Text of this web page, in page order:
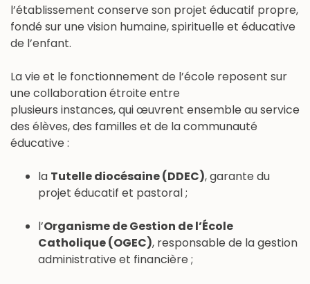
l’établissement conserve son projet éducatif propre,
fondé sur une vision humaine, spirituelle et éducative
de l’enfant.
La vie et le fonctionnement de l’école reposent sur
une collaboration étroite entre
plusieurs instances, qui œuvrent ensemble au service
des élèves, des familles et de la communauté
éducative :
la Tutelle diocésaine (DDEC), garante du
projet éducatif et pastoral ;
l’Organisme de Gestion de l’École
Catholique (OGEC), responsable de la gestion
administrative et financière ;